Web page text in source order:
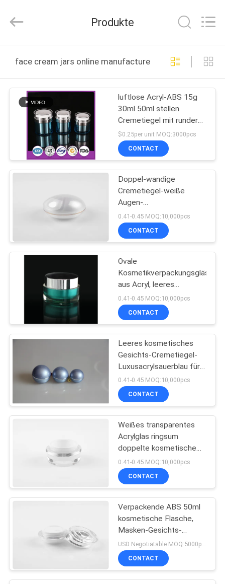
HAUS
PRODUKTE
ÜBER
FABRIK-
QUALITÄTSKONTROLLE
TRETEN
VERBINDUNG
FORDERN
SIE
EIN
ZITAT
SITEMAP
POLICY
Plastic
Rights
Produkte
face cream jars online manufacture
luftlose Acryl-ABS 15g
30ml 50ml stellen
Cremetiegel mit runder
Überwurfmutter
gegenüber
$0.25per unit MOQ:3000pcs
CONTACT
Doppel-wandige
Cremetiegel-weiße
Augen-
Plastikglas/Flasche des
Gesichts-100g
0.41-0.45 MOQ:10,000pcs
CONTACT
Ovale
Kosmetikverpackungsgläser
aus Acryl, leeres
Gesichtscremeglas, 15 g,
30 g, 50 g
0.41-0.45 MOQ:10,000pcs
CONTACT
Leeres kosmetisches
Gesichts-Cremetiegel-
Luxusacrylsauerblau für
Make-up BB Creme
0.41-0.45 MOQ:10,000pcs
CONTACT
Weißes transparentes
Acrylglas ringsum
doppelte kosmetische
Gesichts-Cremetiegel
50g
0.41-0.45 MOQ:10,000pcs
CONTACT
Verpackende ABS 50ml
kosmetische Flasche,
Masken-Gesichts-
Cremetiegel TUV
weibliche männliche
CONTACT